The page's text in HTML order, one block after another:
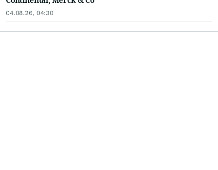
04.08.26, 04:30